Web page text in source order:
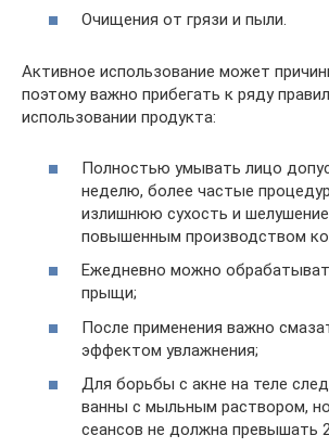
Очищения от грязи и пыли.
Активное использование может
поэтому важно прибегать к ряду
использовании продукта:
Полностью умывать лицо
неделю, более частые
излишнюю сухость и
повышенным производством
Ежедневно можно
прыщи;
После применения важно
эффектом увлажнения;
Для борьбы с акне на теле
ванны с мыльным раствором,
сеансов не должна превышать